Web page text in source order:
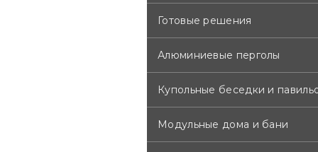
Готовые решения
Алюминиевые перголы
Купольные беседки и
Модульные дома и бани